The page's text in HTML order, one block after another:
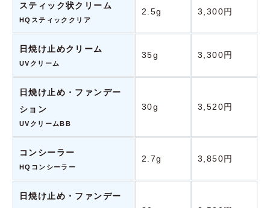
スティック状クリーム
HQスティッククリア
2.5g 3,300円
日焼け止めクリーム
UVクリーム
35g 3,300円
日焼け止め・ファンデー
ション
UVクリームBB
30g 3,520円
コンシーラー
HQコンシーラー
2.7g 3,850円
日焼け止め・ファンデー